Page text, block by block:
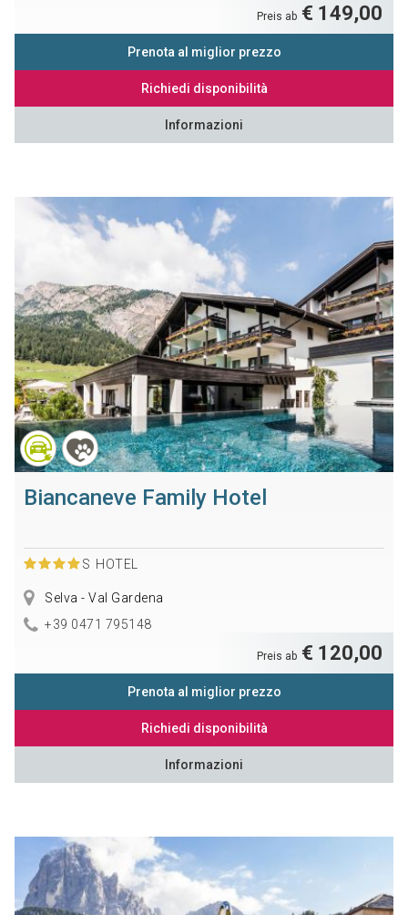
Preis ab € 149,00
Prenota al miglior prezzo
Richiedi disponibilità
Informazioni
Biancaneve Family Hotel
S HOTEL
Selva - Val Gardena
+39 0471 795148
Preis ab € 120,00
Prenota al miglior prezzo
Richiedi disponibilità
Informazioni